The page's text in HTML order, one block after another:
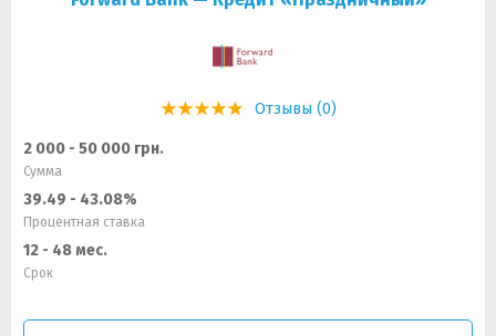
Отзывы (0)
2 000 - 50 000 грн.
Сумма
39.49 - 43.08%
Процентная ставка
12 - 48 мес.
Срок